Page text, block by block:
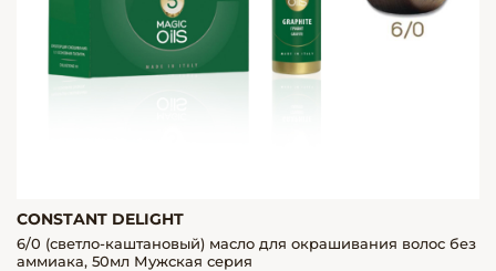
CONSTANT DELIGHT
6/0 (светло-каштановый) масло для окрашивания волос без
аммиака, 50мл Мужская серия